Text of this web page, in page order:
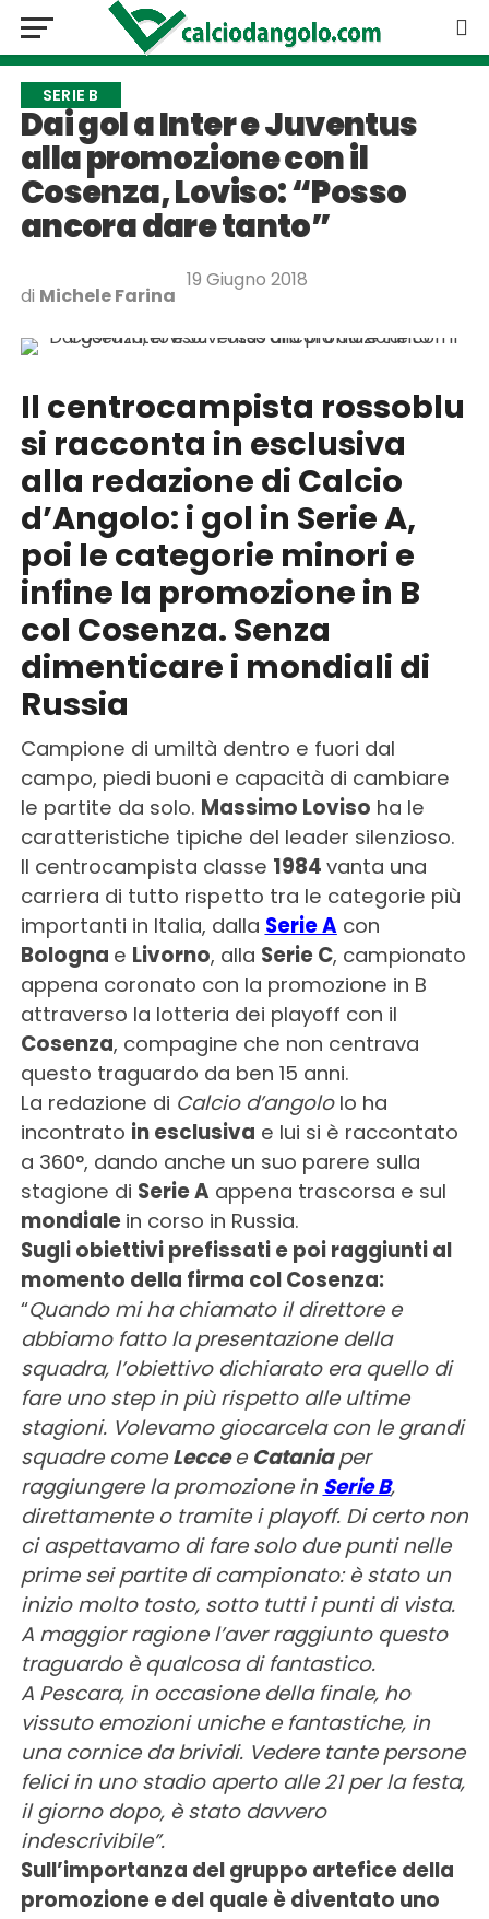
SERIE B
Dai gol a Inter e Juventus
alla promozione con il
Cosenza, Loviso: “Posso
ancora dare tanto”
di Michele Farina
19 Giugno 2018
Il centrocampista rossoblu
si racconta in esclusiva
alla redazione di Calcio
d’Angolo: i gol in Serie A,
poi le categorie minori e
infine la promozione in B
col Cosenza. Senza
dimenticare i mondiali di
Russia
Campione di umiltà dentro e fuori dal
campo, piedi buoni e capacità di cambiare
le partite da solo. Massimo Loviso ha le
caratteristiche tipiche del leader silenzioso.
Il centrocampista classe 1984 vanta una
carriera di tutto rispetto tra le categorie più
importanti in Italia, dalla Serie Acon
Bologna e Livorno, alla Serie C, campionato
appena coronato con la promozione in B
attraverso la lotteria dei playoff con il
Cosenza, compagine che non centrava
questo traguardo da ben 15 anni.
La redazione di Calcio d’angololo ha
incontrato in esclusiva e lui si è raccontato
a 360°, dando anche un suo parere sulla
stagione di Serie A appena trascorsa e sul
mondiale in corso in Russia.
Sugli obiettivi prefissati e poi raggiunti al
momento della firma col Cosenza:
“Quando mi ha chiamato il direttore e
abbiamo fatto la presentazione della
squadra, l’obiettivo dichiarato era quello di
fare uno step in più rispetto alle ultime
stagioni. Volevamo giocarcela con le grandi
squadre come Leccee Cataniaper
raggiungere la promozione in Serie B,
direttamente o tramite i playoff. Di certo non
ci aspettavamo di fare solo due punti nelle
prime sei partite di campionato: è stato un
inizio molto tosto, sotto tutti i punti di vista.
A maggior ragione l’aver raggiunto questo
traguardo è qualcosa di fantastico.
A Pescara, in occasione della finale, ho
vissuto emozioni uniche e fantastiche, in
una cornice da brividi. Vedere tante persone
felici in uno stadio aperto alle 21 per la festa,
il giorno dopo, è stato davvero
indescrivibile”.
Sull’importanza del gruppo artefice della
promozione e del quale è diventato uno